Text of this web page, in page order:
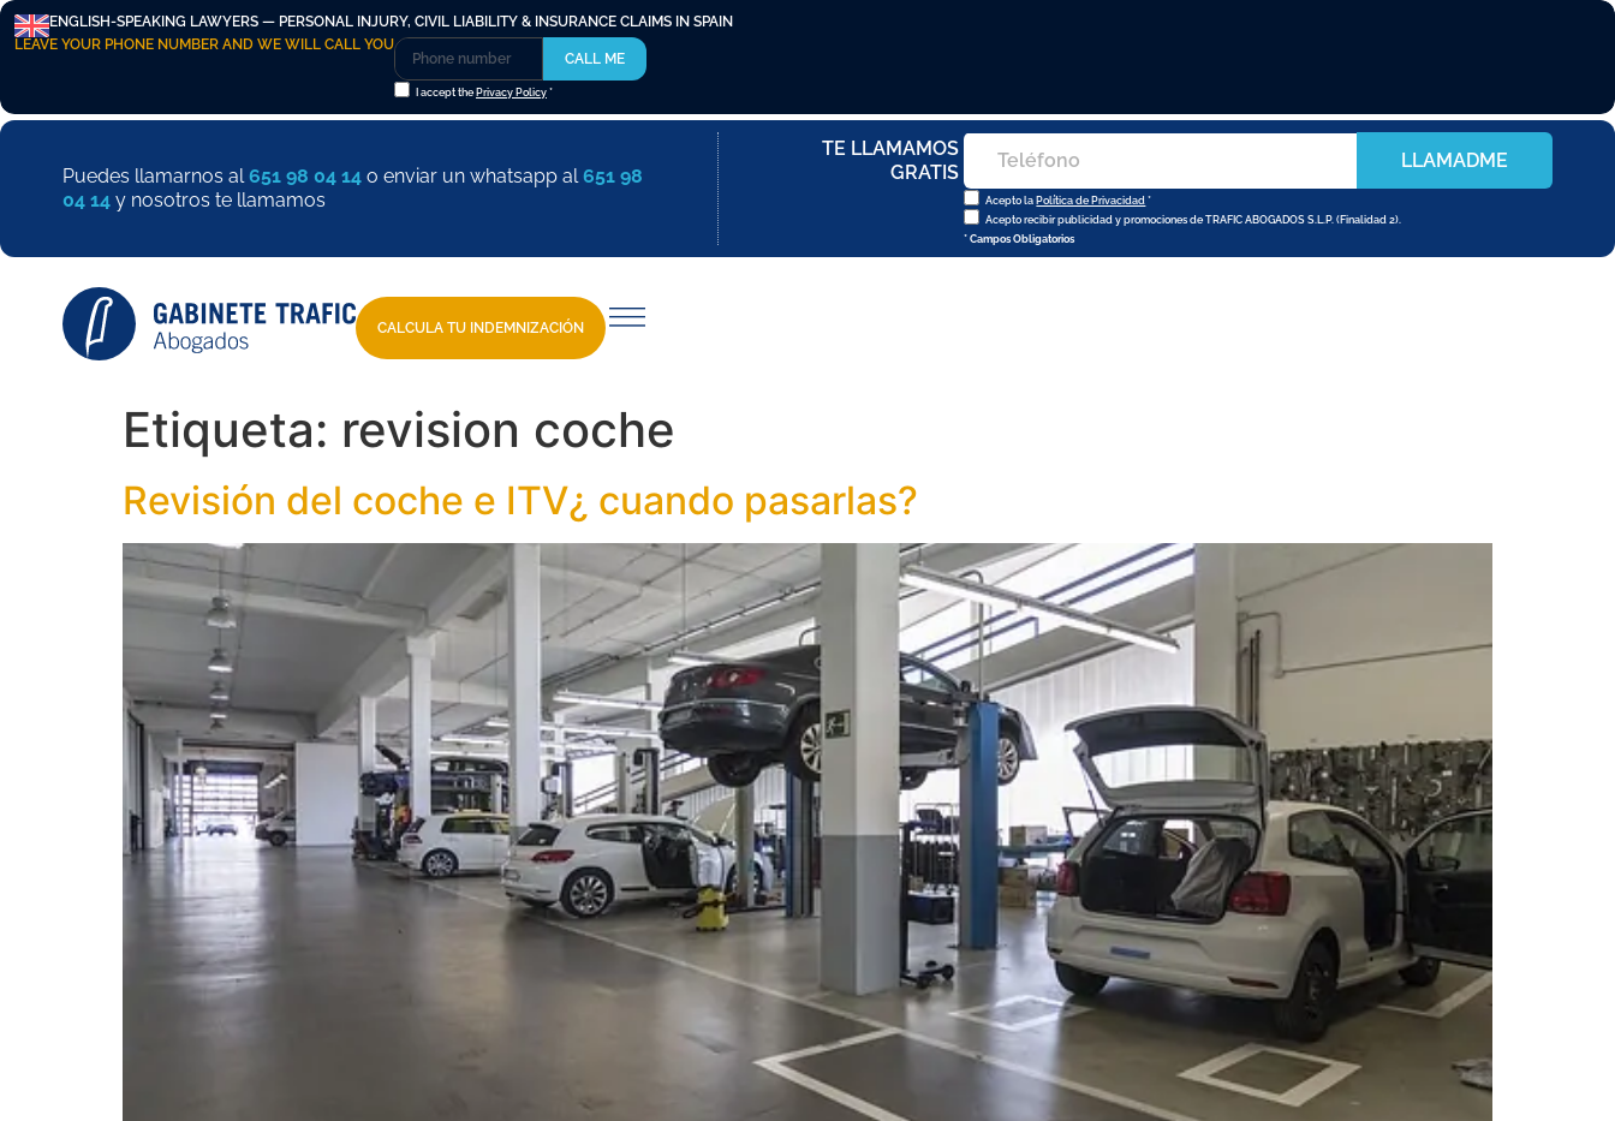
ENGLISH-SPEAKING LAWYERS — PERSONAL INJURY, CIVIL LIABILITY & INSURANCE CLAIMS IN SPAIN
LEAVE YOUR PHONE NUMBER AND WE WILL CALL YOU
I accept the Privacy Policy *
CALL ME
Puedes llamarnos al651 98 04 14 o enviar un whatsapp al651 98
04 14 y nosotros te llamamos
TE LLAMAMOS
GRATIS
Acepto la Política de Privacidad *
Acepto recibir publicidad y promociones de TRAFIC ABOGADOS S.L.P. (Finalidad 2).
* Campos Obligatorios
LLAMADME
CALCULA TU INDEMNIZACIÓN
Etiqueta: revision coche
Revisión del coche e ITV¿ cuando pasarlas?